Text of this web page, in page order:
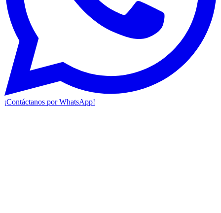
¡Contáctanos por WhatsApp!